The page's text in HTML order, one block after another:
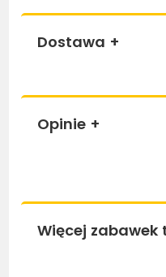
Dostawa +
Opinie +
Więcej zabawek